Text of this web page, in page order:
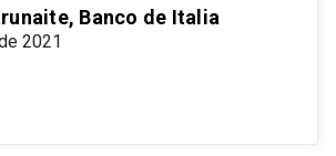
Banco de Italia
2021